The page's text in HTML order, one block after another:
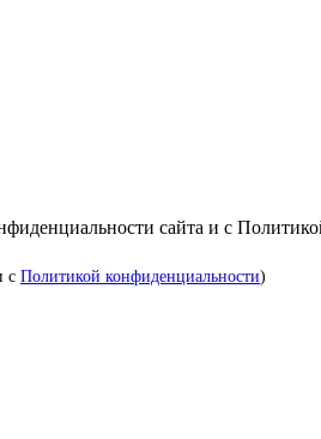
сайта и с
с Политикой конфиденциальности)